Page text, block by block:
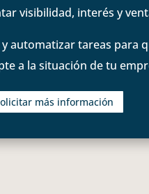
visibilidad, interés y
automatizar tareas para
a la situación de tu
más información